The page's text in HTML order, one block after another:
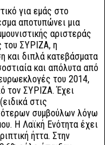
για εμάς στο
αποτυπώνει μια
αριστεράς
του ΣΥΡΙΖΑ, η
και διπλά κατεβάσματα
και απόλυτα από
του 2014,
τον ΣΥΡΙΖΑ. Έχει
στις
συμβούλων λόγω
Η Λαϊκή Ενότητα έχει
ήττα. Στην